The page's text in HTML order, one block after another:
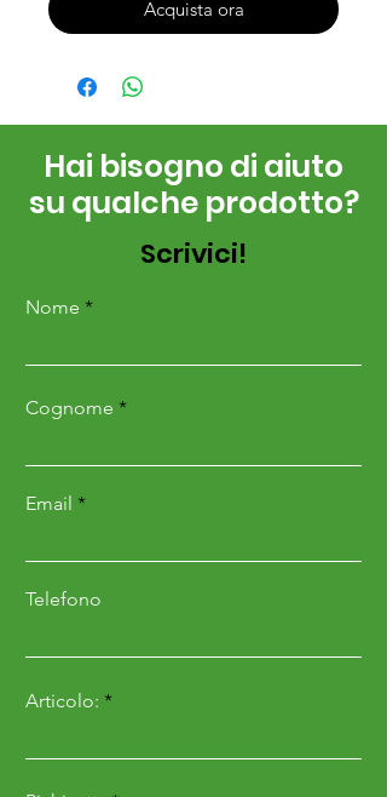
Acquista ora
Hai bisogno di aiuto
su qualche prodotto?
Scrivici!
Nome
Cognome
Email
Telefono
Articolo: